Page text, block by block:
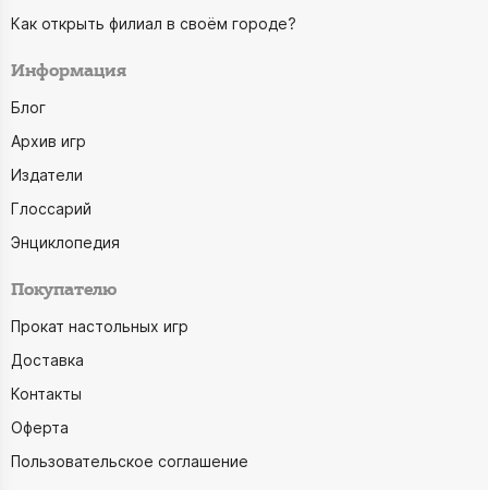
Как открыть филиал в своём городе?
Информация
Блог
Архив игр
Издатели
Глоссарий
Энциклопедия
Покупателю
Прокат настольных игр
Доставка
Контакты
Оферта
Пользовательское соглашение